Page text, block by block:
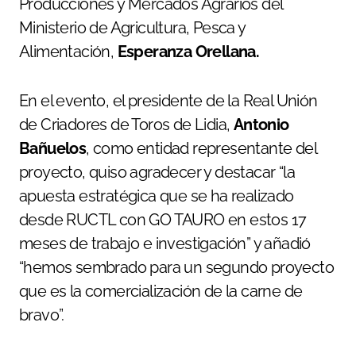
Ministerio de Agricultura, Pesca y
Alimentación, Esperanza Orellana.
En el evento, el presidente de la Real Unión
de Criadores de Toros de Lidia, Antonio
Bañuelos, como entidad representante del
proyecto, quiso agradecer y destacar “la
apuesta estratégica que se ha realizado
desde RUCTL con GO TAURO en estos 17
meses de trabajo e investigación” y añadió
“hemos sembrado para un segundo proyecto
que es la comercialización de la carne de
bravo”.